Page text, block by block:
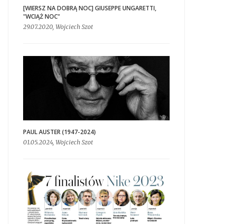
[WIERSZ NA DOBRĄ NOC] GIUSEPPE UNGARETTI,
"WCIĄŻ NOC"
29.07.2020, Wojciech Szot
PAUL AUSTER (1947-2024)
01.05.2024, Wojciech Szot